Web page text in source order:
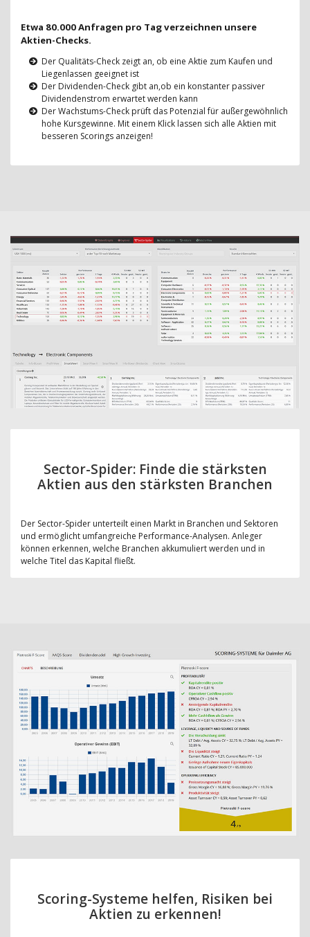
Etwa 80.000 Anfragen pro Tag verzeichnen unsere
Aktien-Checks.
Der Qualitäts-Check zeigt an, ob eine Aktie zum Kaufen und
Liegenlassen geeignet ist
Der Dividenden-Check gibt an,ob ein konstanter passiver
Dividendenstrom erwartet werden kann
Der Wachstums-Check prüft das Potenzial für außergewöhnlich
hohe Kursgewinne. Mit einem Klick lassen sich alle Aktien mit
besseren Scorings anzeigen!
Sector-Spider: Finde die stärksten
Aktien aus den stärksten Branchen
Der Sector-Spider unterteilt einen Markt in Branchen und Sektoren
und ermöglicht umfangreiche Performance-Analysen. Anleger
können erkennen, welche Branchen akkumuliert werden und in
welche Titel das Kapital fließt.
Scoring-Systeme helfen, Risiken bei
Aktien zu erkennen!